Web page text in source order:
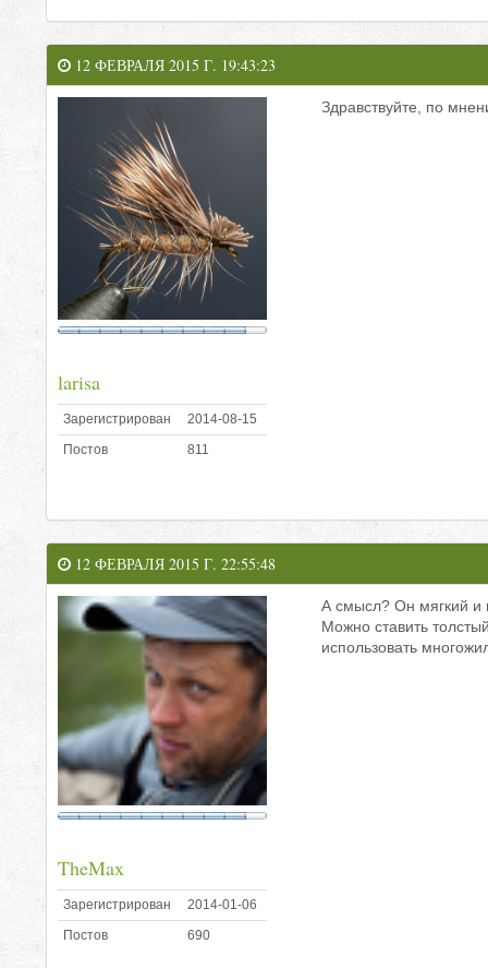
12 ФЕВРАЛЯ 2015 Г. 19:43:23
larisa
Зарегистрирован
2014-08-15
Постов
811
Здравствуйте, по
12 ФЕВРАЛЯ 2015 Г. 22:55:48
TheMax
Зарегистрирован
2014-01-06
Постов
690
А смысл? Он мягкий и
Можно ставить
использовать